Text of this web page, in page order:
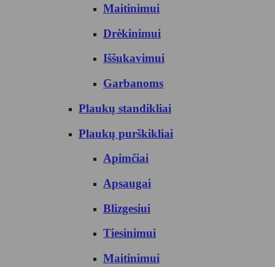
Maitinimui
Drėkinimui
Iššukavimui
Garbanoms
Plaukų standikliai
Plaukų purškikliai
Apimčiai
Apsaugai
Blizgesiui
Tiesinimui
Maitinimui